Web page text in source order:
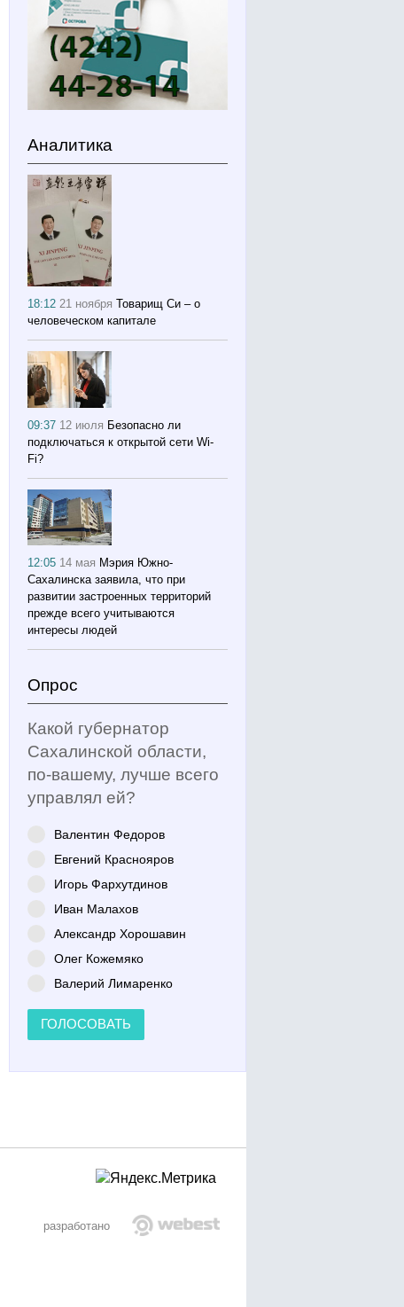
Аналитика
18:1221 ноября Товарищ Си – о
человеческом капитале
09:37 12 июля Безопасно ли
подключаться к открытой сети Wi-
Fi?
12:05 14 мая Мэрия Южно-
Сахалинска заявила, что при
развитии застроенных территорий
прежде всего учитываются
интересы людей
Опрос
Какой губернатор
Сахалинской области,
по-вашему, лучше всего
управлял ей?
Валентин Федоров
Евгений Краснояров
Игорь Фархутдинов
Иван Малахов
Александр Хорошавин
Олег Кожемяко
Валерий Лимаренко
ГОЛОСОВАТЬ
разработано